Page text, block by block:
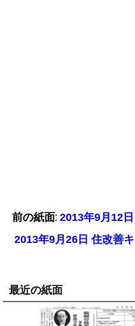
前の紙面: 2013年9月12日
2013年9月26日 住改善
最近の紙面